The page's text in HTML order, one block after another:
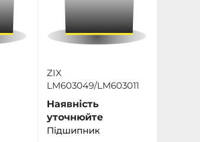
ZIX
LM603049/LM603011
Наявність
уточнюйте
Підшипник